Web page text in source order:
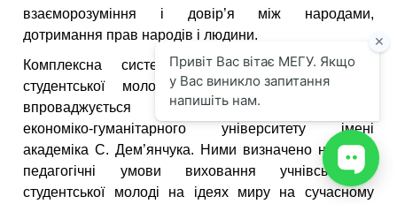
взаєморозуміння і довір’я між народами,
дотримання прав народів і людини.
Комплексна система виховання учнівської і
студентської молоді на ідеях миру активно
впроваджується викладачами Міжнародного
економіко-гуманітарного університету імені
академіка С. Дем’янчука. Ними визначено наступні
педагогічні умови виховання учнівської і
студентської молоді на ідеях миру на сучасному